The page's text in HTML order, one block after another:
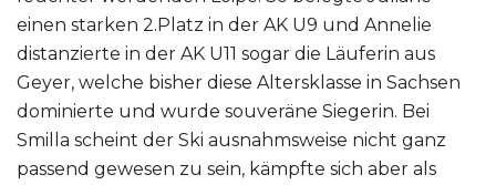
einen starken 2.Platz in der AK U9 und Annelie
distanzierte in der AK U11 sogar die Läuferin aus
Geyer, welche bisher diese Altersklasse in Sachsen
dominierte und wurde souveräne Siegerin. Bei
Smilla scheint der Ski ausnahmsweise nicht ganz
passend gewesen zu sein, kämpfte sich aber als